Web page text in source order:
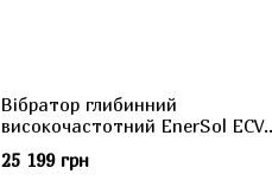
Вібратор глибинний
високочастотний EnerSol ECV-
25 199 грн